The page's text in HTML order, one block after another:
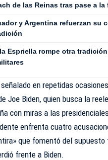
de las Reinas tras pase a
y Argentina refuerzan su
Espriella rompe otra
en repetidas
Joe Biden, quien busca la
con miras a las
enfrenta cuatro
que fomentó del
frente a Biden.